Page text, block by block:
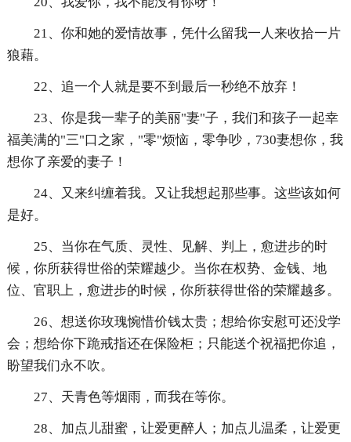
21、你和她的爱情故事，凭什么留我一人来收拾一片
狼藉。
22、追一个人就是要不到最后一秒绝不放弃！
23、你是我一辈子的美丽"妻"子，我们和孩子一起幸
福美满的"三"口之家，"零"烦恼，零争吵，730妻想你，我
想你了亲爱的妻子！
24、又来纠缠着我。又让我想起那些事。这些该如何
是好。
25、当你在气质、灵性、见解、判上，愈进步的时
候，你所获得世俗的荣耀越少。当你在权势、金钱、地
位、官职上，愈进步的时候，你所获得世俗的荣耀越多。
26、想送你玫瑰惋惜价钱太贵；想给你安慰可还没学
会；想给你下跪戒指还在保险柜；只能送个祝福把你追，
盼望我们永不吹。
27、天青色等烟雨，而我在等你。
28、加点儿甜蜜，让爱更醉人；加点儿温柔，让爱更